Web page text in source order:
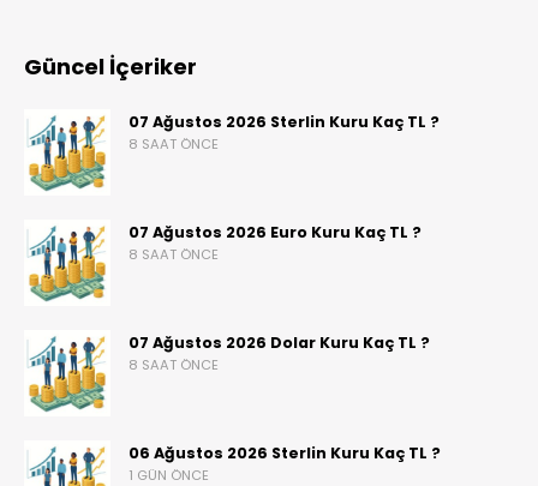
Güncel İçeriker
07 Ağustos 2026 Sterlin Kuru Kaç TL ?
8 SAAT ÖNCE
07 Ağustos 2026 Euro Kuru Kaç TL ?
8 SAAT ÖNCE
07 Ağustos 2026 Dolar Kuru Kaç TL ?
8 SAAT ÖNCE
06 Ağustos 2026 Sterlin Kuru Kaç TL ?
1 GÜN ÖNCE